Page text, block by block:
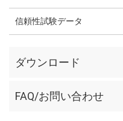
信頼性試験データ
ダウンロード
FAQ/お問い合わせ